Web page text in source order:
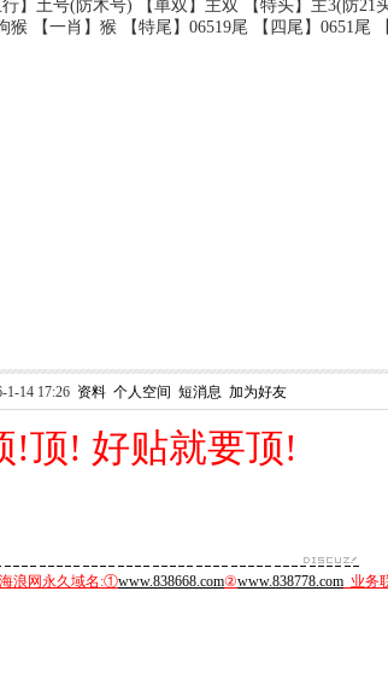
行】土号(防木号) 【单双】主双 【特头】主3(防
猴 【一肖】猴 【特尾】06519尾 【四尾】0651尾
1-14 17:26 资料 个人空间 短消息 加为好友
!顶! 好贴就要顶!
浪网永久域名:①www.838668.com②www.838778.com业务